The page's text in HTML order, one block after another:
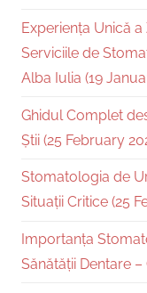
Experiența Unică
Serviciile de
Alba Iulia (19
Ghidul Complet
Știi (25 February
Stomatologia de
Situații Critice (25
Importanța
Sănătății Dentare